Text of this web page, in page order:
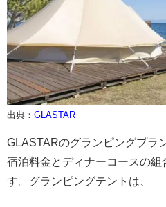
出典： GLASTAR
GLASTARのグランピングプラ
宿泊料金とディナーコースの組
す。グランピングテントは、